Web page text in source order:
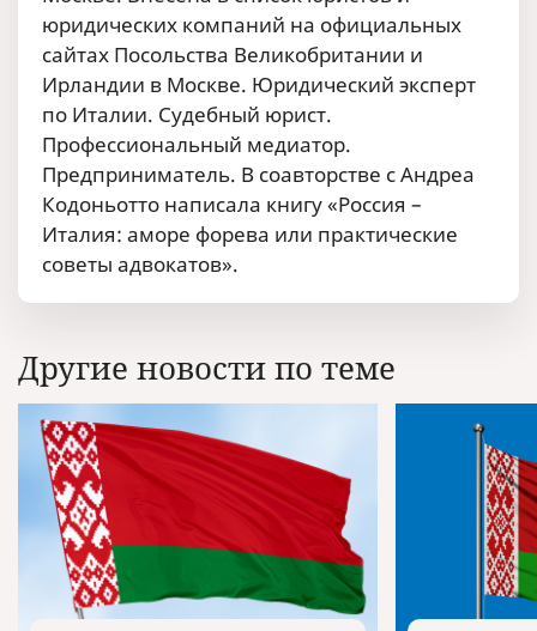
юридических компаний на официальных
сайтах Посольства Великобритании и
Ирландии в Москве. Юридический эксперт
по Италии. Судебный юрист.
Профессиональный медиатор.
Предприниматель. В соавторстве с Андреа
Кодоньотто написала книгу «Россия –
Италия: аморе форева или практические
советы адвокатов».
Другие новости по теме